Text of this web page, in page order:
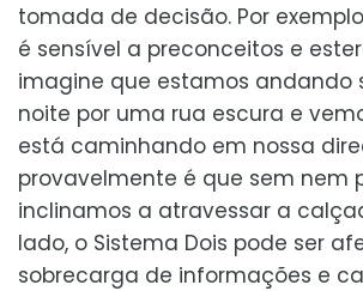
tomada de decisão. Por
é sensível a preconceitos e
imagine que estamos andando
noite por uma rua escura e
está caminhando em nossa
provavelmente é que sem nem
inclinamos a atravessar a
lado, o Sistema Dois pode ser
sobrecarga de informações e